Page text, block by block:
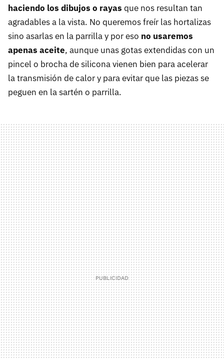
haciendo los dibujos o rayas que nos resultan tan
agradables a la vista. No queremos freír las hortalizas
sino asarlas en la parrilla y por eso no usaremos
apenas aceite, aunque unas gotas extendidas con un
pincel o brocha de silicona vienen bien para acelerar
la transmisión de calor y para evitar que las piezas se
peguen en la sartén o parrilla.